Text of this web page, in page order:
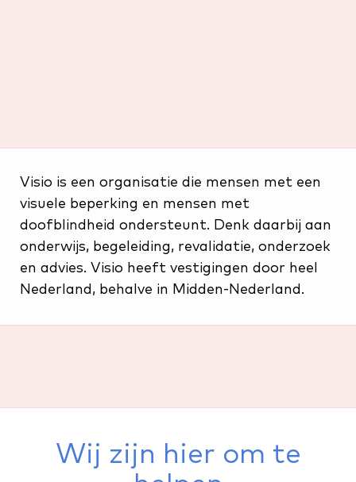
Visio is een organisatie die mensen met een
visuele beperking en mensen met
doofblindheid ondersteunt. Denk daarbij aan
onderwijs, begeleiding, revalidatie, onderzoek
en advies. Visio heeft vestigingen door heel
Nederland, behalve in Midden-Nederland.
Wij zijn hier om te